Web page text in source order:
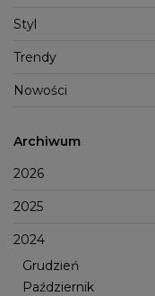
Styl
Trendy
Nowości
Archiwum
2026
2025
2024
Grudzień
Październik